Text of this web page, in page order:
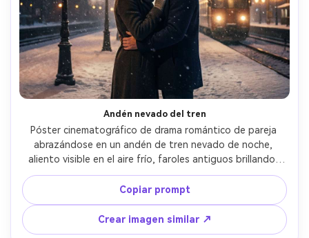
Andén nevado del tren
Póster cinematográfico de drama romántico de pareja
abrazándose en un andén de tren nevado de noche,
aliento visible en el aire frío, faroles antiguos brillando,
nieve cayendo y retroiluminada, ella con abrigo largo de
lana y bufanda, él con abrigo cruzado, expresión
emocional como una despedida final, amplio espacio
negativo arriba para el título, contraste dramático,
capturada con Canon R5 70mm f/2.8, fotorrealista,
Copiar prompt
Crear imagen similar ↗